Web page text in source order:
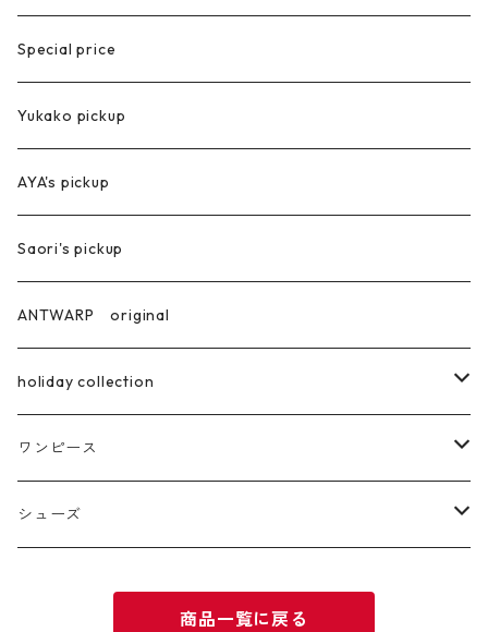
グラスチェーン
スカーフ
ベスト
コート
ジャケット
Special price
Yukako pickup
AYA's pickup
Saori's pickup
ANTWARP original
holiday collection
ring
pierce
ワンピース
ロング丈
シューズ
商品一覧に戻る